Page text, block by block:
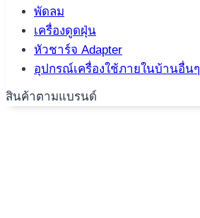
พัดลม
เครื่องดูดฝุ่น
หัวชาร์จ Adapter
อุปกรณ์เครื่องใช้ภายในบ้านอื่นๆ
สินค้าตามแบรนด์